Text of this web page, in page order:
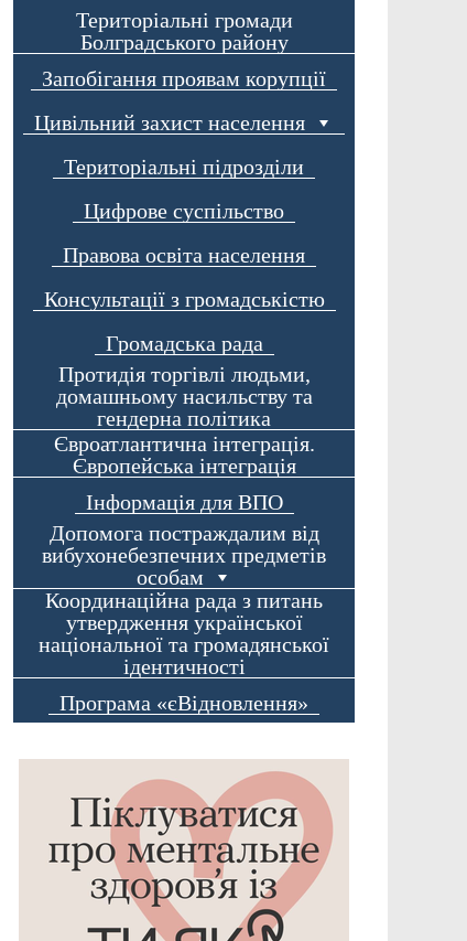
Територіальні громади
Болградського району
Запобігання проявам корупції
Цивільний захист населення
Територіальні підрозділи
Цифрове суспільство
Правова освіта населення
Консультації з громадськістю
Громадська рада
Протидія торгівлі людьми,
домашньому насильству та
гендерна політика
Євроатлантична інтеграція.
Європейська інтеграція
Інформація для ВПО
Допомога постраждалим від
вибухонебезпечних предметів
особам
Координаційна рада з питань
утвердження української
національної та громадянської
ідентичності
Програма «єВідновлення»